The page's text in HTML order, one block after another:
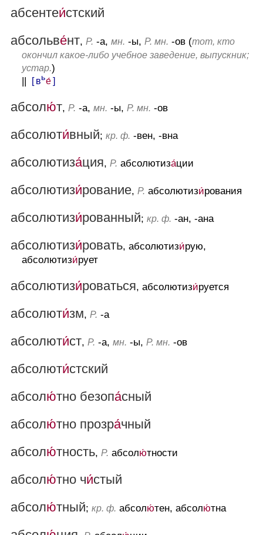
абсентеи́стский
абсольве́нт, Р. -а, мн. -ы, Р. мн. -ов (тот, кто
окончил какое-либо учебное заведение, выпускник;
устар.)
[ вье́]
абсолю́т, Р. -а, мн. -ы, Р. мн. -ов
абсолюти́вный; кр. ф. -вен, -вна
абсолютиза́ция, Р. абсолютиза́ции
абсолютизи́рование, Р. абсолютизи́рования
абсолютизи́рованный; кр. ф. -ан, -ана
абсолютизи́ровать, абсолютизи́рую,
абсолютизи́рует
абсолютизи́роваться, абсолютизи́руется
абсолюти́зм, Р. -а
абсолюти́ст, Р. -а, мн. -ы, Р. мн. -ов
абсолюти́стский
абсолю́тно безопа́сный
абсолю́тно прозра́чный
абсолю́тность, Р. абсолю́тности
абсолю́тно чи́стый
абсолю́тный; кр. ф. абсолю́тен, абсолю́тна